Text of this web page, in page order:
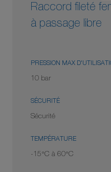
Raccord fileté
à passage libre
PRESSION MAX
10 bar
SÉCURITÉ
Sécurité
TEMPÉRATURE
-15°C à 60°C